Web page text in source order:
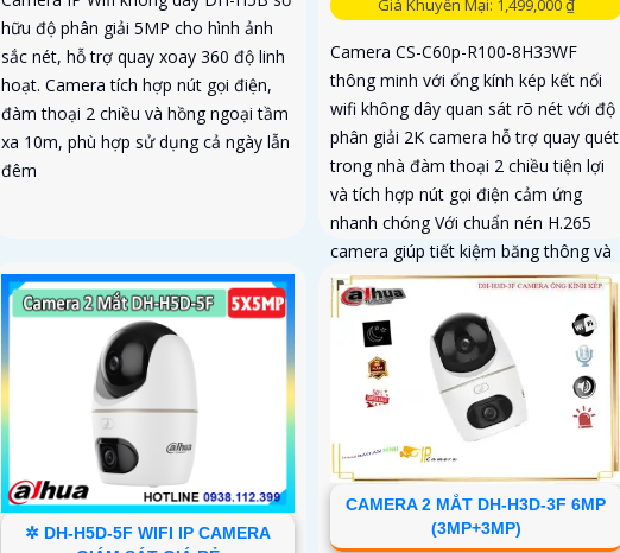
hữu độ phân giải 5MP cho hình ảnh
sắc nét, hỗ trợ quay xoay 360 độ linh
hoạt. Camera tích hợp nút gọi điện,
đàm thoại 2 chiều và hồng ngoại tầm
xa 10m, phù hợp sử dụng cả ngày lẫn
đêm
Giá Khuyến Mại: 1,499,000 ₫
Camera CS-C60p-R100-8H33WF
thông minh với ống kính kép kết nối
wifi không dây quan sát rõ nét với độ
phân giải 2K camera hỗ trợ quay quét
trong nhà đàm thoại 2 chiều tiện lợi
và tích hợp nút gọi điện cảm ứng
nhanh chóng Với chuẩn nén H.265
camera giúp tiết kiệm băng thông và
dung lượng lưu trữ hiệu quả
✲ DH-H5D-5F WIFI IP CAMERA
CAMERA 2 MẮT DH-H3D-3F 6MP
(3MP+3MP)